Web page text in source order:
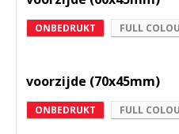
ONBEDRUKT FULL
voorzijde (70x45mm)
ONBEDRUKT FULL